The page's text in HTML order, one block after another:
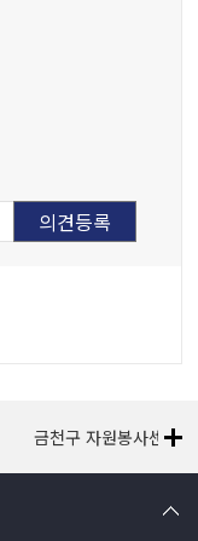
금천구 자원봉사센터